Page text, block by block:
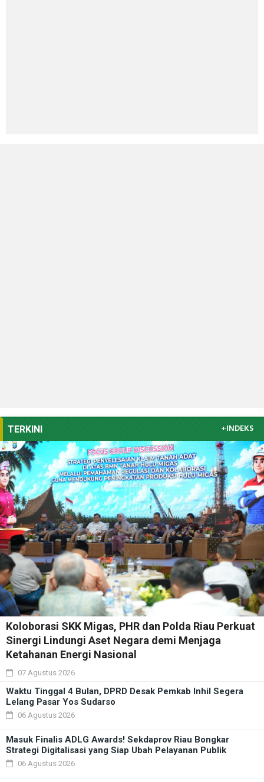
TERKINI +INDEKS
Koloborasi SKK Migas, PHR dan Polda Riau Perkuat
Sinergi Lindungi Aset Negara demi Menjaga
Ketahanan Energi Nasional
07 Agustus 2026
Waktu Tinggal 4 Bulan, DPRD Desak Pemkab Inhil Segera
Lelang Pasar Yos Sudarso
06 Agustus 2026
Masuk Finalis ADLG Awards! Sekdaprov Riau Bongkar
Strategi Digitalisasi yang Siap Ubah Pelayanan Publik
06 Agustus 2026